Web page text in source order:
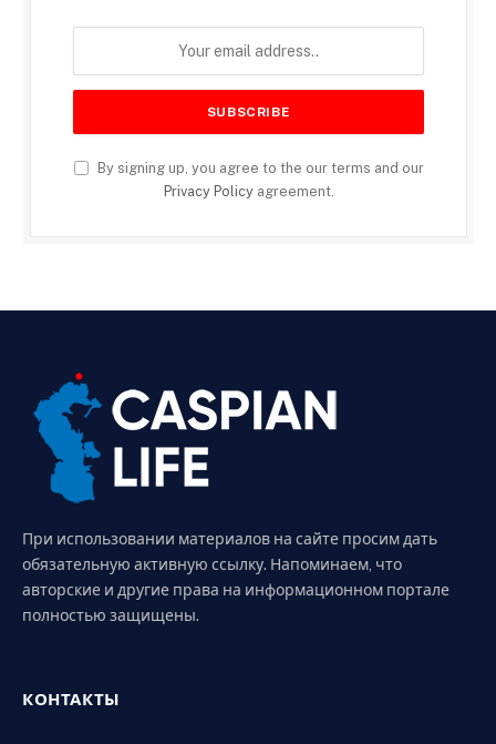
By signing up, you agree to the our terms and our
Privacy Policyagreement.
При использовании материалов на сайте просим дать
обязательную активную ссылку. Напоминаем, что
авторские и другие права на информационном портале
полностью защищены.
КОНТАКТЫ